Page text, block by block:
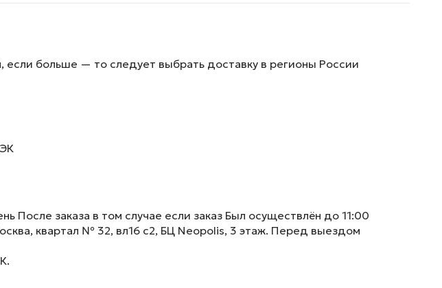
больше — то следует выбрать доставку в регионы России
заказа в том случае если заказ Был осуществлён до 11:00
квартал № 32, вл16 с2, БЦ Neopolis, 3 этаж. Перед выездом